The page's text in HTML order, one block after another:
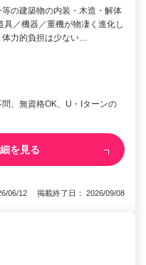
の建築物の内装・木造・解体
／機器／重機が物凄く進化し
力的負担は少ない…
、無資格OK、U・Iターンの
を見る
06/12 掲載終了日： 2026/09/08